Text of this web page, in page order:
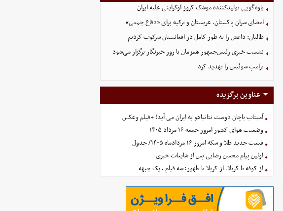
یاوه‌گویی تولیدکننده موشک کروز اوکراینی علیه ایران
امضای سران پاکستان، عربستان و ترکیه برای «دفاع جمعی»
طالبان: داعش را به طور کامل در افغانستان سرکوب کردیم
نشست خبری رئیس‌جمهور همزمان با روز خبرنگار برگزار می‌شود
ترامپ سوئیس را تهدید کرد
عناوین برگزیده
آمیتاب باچان دوست نتانیاهو به ایران می آید! +فیلم وعکس
وضعیت هوای کشور امروز جمعه ۱۶ مرداد ۱۴۰۵
قیمت جدید طلا و سکه امروز ۱۶ مردادماه ۱۴۰۵/ جدول
اولین پیام محسن رضایی پس از شایعات خبری
از کوفه تا کربلا، از کربلا تا ظهور؛ سه قیام ، یک جبهه